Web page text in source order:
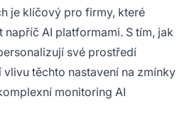
je klíčový pro firmy, které
AI platformami. S tím, jak
své prostředí
vlivu těchto nastavení na zmínky
monitoring AI